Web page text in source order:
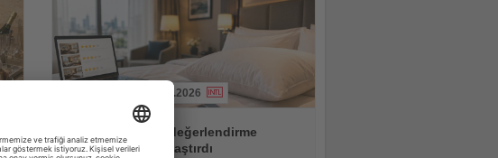
04.08.2026
Araştırma 20 otel değerlendirme
platformunu karşılaştırdı